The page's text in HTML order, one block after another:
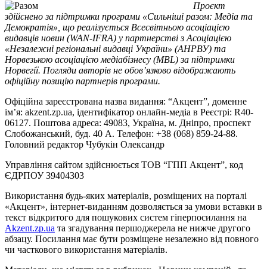
Проєкт
здійснено за підтримки програми «Сильніші разом: Медіа та
Демократія», що реалізується Всесвітньою асоціацією
видавців новин (WAN-IFRA) у партнерстві з Асоціацією
«Незалежні регіональні видавці України» (АНРВУ) та
Норвезькою асоціацією медіабізнесу (MBL) за підтримки
Норвегії. Погляди авторів не обов’язково відображають
офіційну позицію партнерів програми.
Офіційна зареєстрована назва видання: “Акцент”, доменне
ім’я: akzent.zp.ua, ідентифікатор онлайн-медіа в Реєстрі: R40-
06127. Поштова адреса: 49083, Україна, м. Дніпро, проспект
Слобожанський, буд. 40 А. Телефон: +38 (068) 859-24-88.
Головний редактор Чубукін Олександр
Управління сайтом здійснюється ТОВ “ГПП Акцент”, код
ЄДРПОУ 39404303
Використання будь-яких матеріалів, розміщених на порталі
«Акцент», інтернет-виданням дозволяється за умови вставки в
текст відкритого для пошукових систем гіперпосилання на
Akzent.zp.ua та згадування першоджерела не нижче другого
абзацу. Посилання має бути розміщене незалежно від повного
чи часткового використання матеріалів.